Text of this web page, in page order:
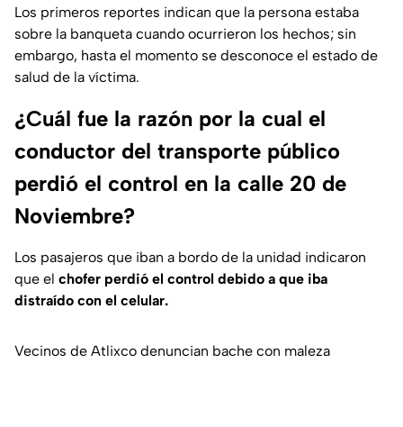
Los primeros reportes indican que la persona estaba
sobre la banqueta cuando ocurrieron los hechos; sin
embargo, hasta el momento se desconoce el estado de
salud de la víctima.
¿Cuál fue la razón por la cual el
conductor del transporte público
perdió el control en la calle 20 de
Noviembre?
Los pasajeros que iban a bordo de la unidad indicaron
que el chofer perdió el control debido a que iba
distraído con el celular.
Vecinos de Atlixco denuncian bache con maleza